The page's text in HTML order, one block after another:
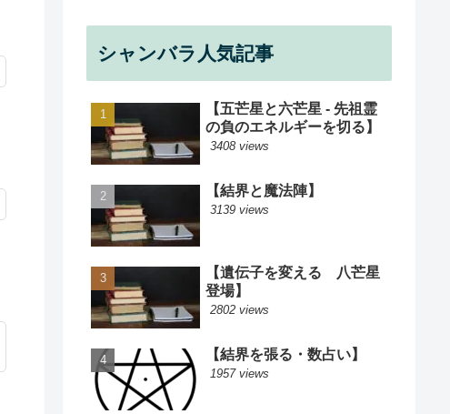
正
シャンバラ人気記事
【五芒星と六芒星 - 先祖霊
の負のエネルギーを切る】
3408 views
【結界と魔法陣】
3139 views
【遺伝子を変える 八芒星
登場】
2802 views
【結界を張る・数占い】
1957 views